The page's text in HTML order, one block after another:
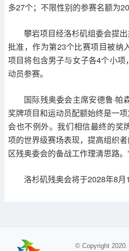
多27个；不限性别的参赛名额为
攀岩项目经洛杉矶组委会提
批准，作为第23个比赛项目被纳
项目将包含男子与女子各4个小
动员参赛。
国际残奥委会主席安德鲁·帕
奖牌项目和运动员配额始终是一
会也不例外。我们相信最终的奖
项的世界级赛场表现，提高组织
区残奥委会的备战工作理清思路。
洛杉矶残奥会将于2028年8月
© Copyright